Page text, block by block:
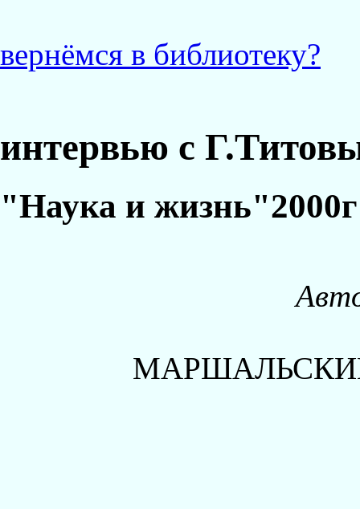
вернёмся в библиотеку?
интервью с
"Hаука и